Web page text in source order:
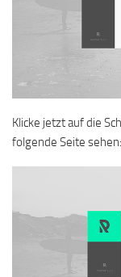
Klicke jetzt auf die
folgende Seite sehen: